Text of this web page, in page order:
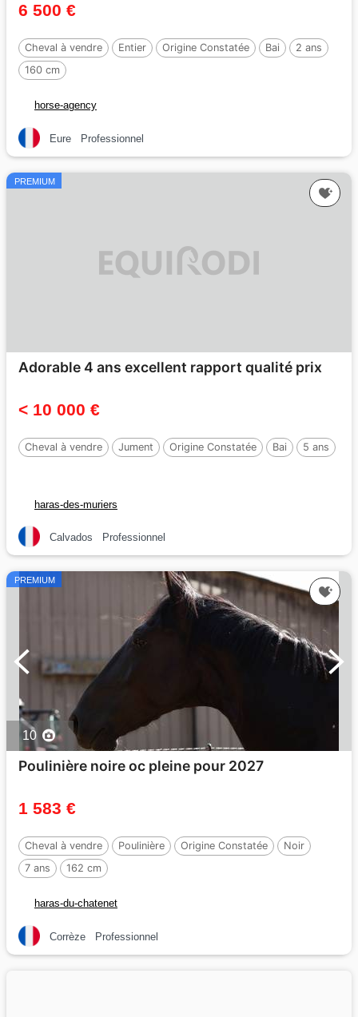
6 500 €
Cheval à vendre Entier Origine Constatée Bai
2 ans
160 cm
horse-agency
Eure Professionnel
PREMIUM
Adorable 4 ans excellent rapport qualité prix
< 10 000 €
Cheval à vendre Jument Origine Constatée Bai 5 ans
haras-des-muriers
Calvados Professionnel
PREMIUM
10
Poulinière noire oc pleine pour 2027
1 583 €
Cheval à vendre Poulinière Origine Constatée
Noir
7 ans
162 cm
haras-du-chatenet
Corrèze Professionnel